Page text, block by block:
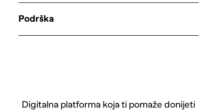
Digitalna platforma koja ti pomaže donijeti
Podrška